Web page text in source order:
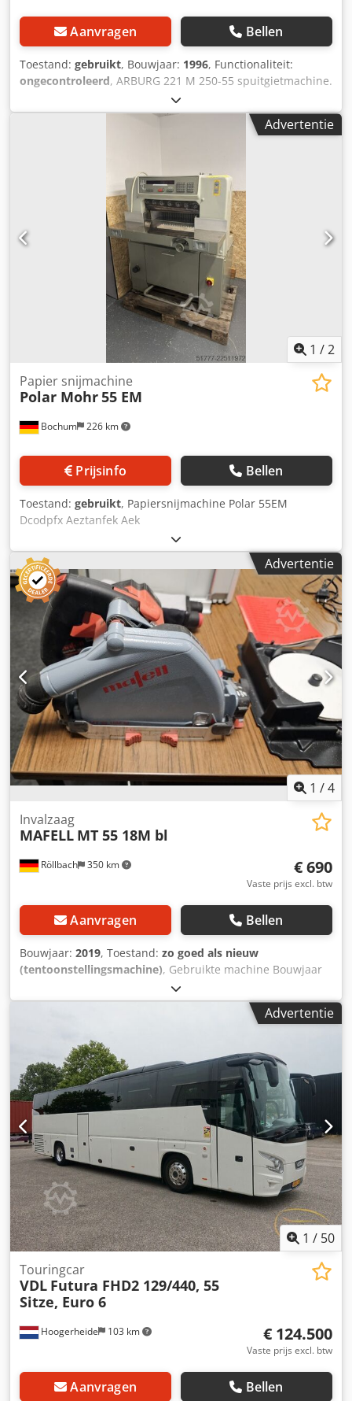
Aanvragen Bellen
Toestand: gebruikt, Bouwjaar: 1996, Functionaliteit:
ongecontroleerd, ARBURG 221 M 250-55 spuitgietmachine.
Sluitkracht 250 kN. Bouwjaar 1996. Compleet met de twee
bedieningskasten (zonder beeldscherm). De machine
wordt in de huidige staat verkocht en is direct
inspecteren. Wij zijn elke werkdag van 9.00 tot 16.30 uur
geopend. Adres: 11/14 Avenue Marcelin Berthelot, 92390
Villeneuve-la-Garenne, Frankrijk. Dedpeztgpcefx Ak Aeck
Prijs: €1000, inclusief belading op uw vrachtwagen. Neem
gerust contact met ons op als u meer informatie wenst.
Advertentie
1 /2
Bochum 226 km
Papier snijmachine
Polar Mohr55 EM
Prijsinfo Bellen
Toestand: gebruikt, Papiersnijmachine Polar 55EM
Dcodpfx Aeztanfek Aek
Advertentie
1 /4
Röllbach 350 km
Invalzaag
MAFELL MT 55 18M bl
€ 690
Vaste prijs excl. btw
Aanvragen Bellen
Bouwjaar: 2019, Toestand: zo goed als nieuw
(tentoonstellingsmachine), Gebruikte machine Bouwjaar
2019 Staat: showmodel, als nieuw Uitrusting en technische
gegevens: - Accuspanning: 18 V - Zaagblad diameter: 160
mm - Boordiameter: 20 mm Djdpfx Akozrpxwj Aeck -
Kantelbereik: -1° tot +48° - Onbelast toerental: 4850 tpm -
Aansluiting voor stofafzuiging - Gewicht: ca. 4,5 kg
Advertentie
1 / 50
Hoogerheide 103 km
Touringcar
VDL Futura FHD2 129/440, 55
Sitze, Euro 6
€ 124.500
Vaste prijs excl. btw
Aanvragen Bellen